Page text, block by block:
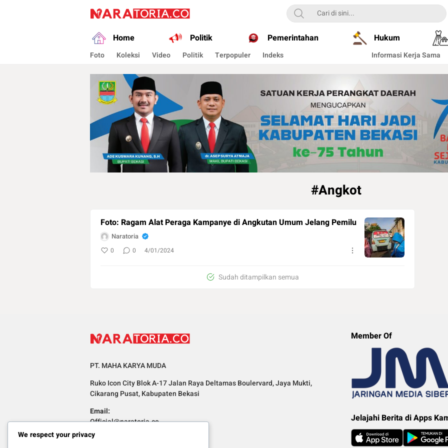
naratoria.co
Narasikan Fakta dan Data
Home Politik Pemerintahan Hukum
Foto Koleksi Video Politik Terpopuler Indeks Informasi Kerja Sama
#Angkot
Foto: Ragam Alat Peraga Kampanye di Angkutan Umum Jelang Pemilu
Naratoria
0 0 4/01/2024
Sudah ditampilkan semua
PT. MAHA KARYA MUDA
Ruko Icon City Blok A-17 Jalan Raya Deltamas Boulervard, Jaya Mukti,
Cikarang Pusat, Kabupaten Bekasi
Email:
Official@naratoria.co
Member Of
Jelajahi Berita di Apps
We respect your privacy